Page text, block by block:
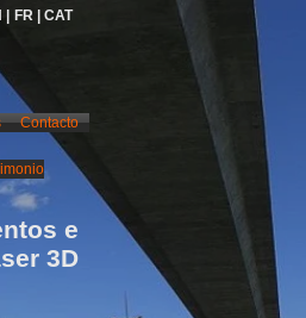
FR | CAT
Contacto
e
3D